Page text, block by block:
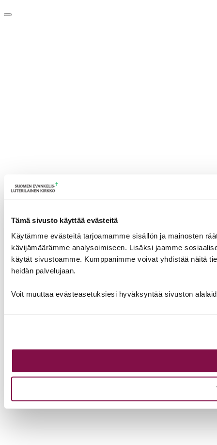
Tämä sivusto käyttää evästeitä
Käytämme evästeitä tarjoamamme sisällön ja mainosten
kävijämäärämme analysoimiseen. Lisäksi jaamme
käytät sivustoamme. Kumppanimme voivat yhdistää näitä
heidän palvelujaan.
Voit muuttaa evästeasetuksiesi hyväksyntää sivuston